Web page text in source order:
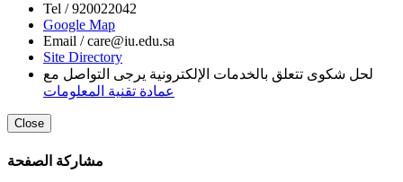
Tel /920022042
Google Map
Email /care@iu.edu.sa
Site Directory
لحل شكوى تتعلق بالخدمات الإلكترونية يرجى التواصل مع
عمادة تقنية المعلومات
Close
مشاركة الصفحة